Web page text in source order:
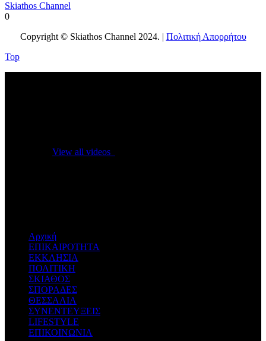
Skiathos Channel
0
Copyright © Skiathos Channel 2024. | Πολιτική Απορρήτου
Top
View all videos
Αρχική
ΕΠΙΚΑΙΡΟΤΗΤΑ
ΕΚΚΛΗΣΙΑ
ΠΟΛΙΤΙΚΗ
ΣΚΙΑΘΟΣ
ΣΠΟΡΑΔΕΣ
ΘΕΣΣΑΛΙΑ
ΣΥΝΕΝΤΕΥΞΕΙΣ
LIFESTYLE
ΕΠΙΚΟΙΝΩΝΙΑ